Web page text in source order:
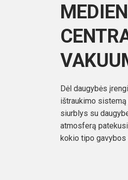
Dėl daugybės
ištraukimo
siurblys su
atmosferą
kokio tipo gavybos